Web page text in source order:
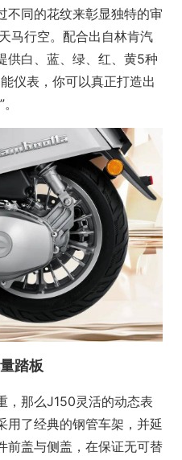
不同的花纹来彰显独特的审
马行空。配合出自林肯汽
供白、蓝、绿、红、黄5种
仪表，你可以真正打造出
踏板
，那么J150灵活的动态表
用了经典的钢管车架，并延
前盖与侧盖，在保证无可替